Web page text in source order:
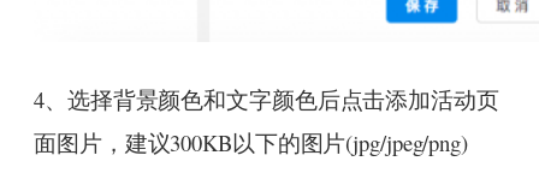
4、选择背景颜色和文字颜色后点击添加活动页
面图片，建议300KB以下的图片(jpg/jpeg/png)